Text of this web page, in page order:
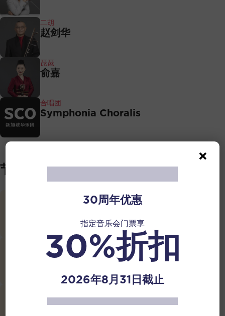
二胡
赵剑华
琵琶
俞嘉
合唱团
Symphonia Choralis
节目精选
《莱佛士铜像前的遐思》
《长城随想》
30周年优惠
指定音乐会门票享
30%折扣
2026年8月31日截止